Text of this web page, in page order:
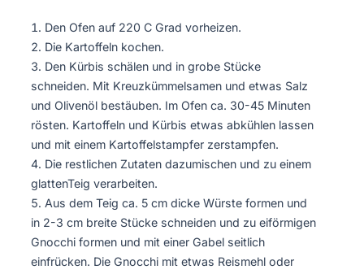
Den Ofen auf 220 C Grad vorheizen.
Die Kartoffeln kochen.
Den Kürbis schälen und in grobe Stücke
schneiden. Mit Kreuzkümmelsamen und etwas Salz
und Olivenöl bestäuben. Im Ofen ca. 30-45 Minuten
rösten. Kartoffeln und Kürbis etwas abkühlen lassen
und mit einem Kartoffelstampfer zerstampfen.
Die restlichen Zutaten dazumischen und zu einem
glattenTeig verarbeiten.
Aus dem Teig ca. 5 cm dicke Würste formen und
in 2-3 cm breite Stücke schneiden und zu eiförmigen
Gnocchi formen und mit einer Gabel seitlich
einfrücken. Die Gnocchi mit etwas Reismehl oder